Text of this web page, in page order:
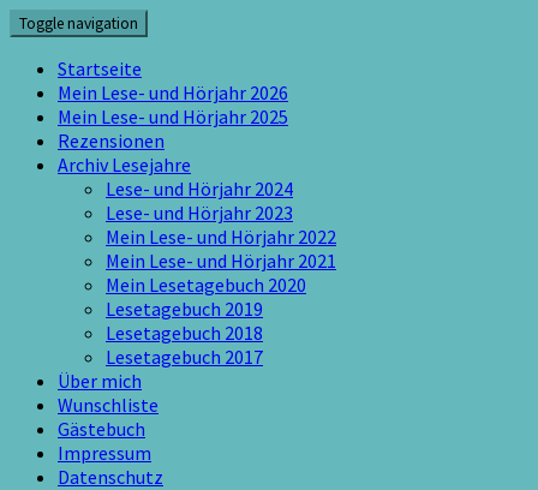
Skip
to
content
Toggle navigation
Startseite
Mein Lese- und Hörjahr 2026
Mein Lese- und Hörjahr 2025
Rezensionen
Archiv Lesejahre
Lese- und Hörjahr 2024
Lese- und Hörjahr 2023
Mein Lese- und Hörjahr 2022
Mein Lese- und Hörjahr 2021
Mein Lesetagebuch 2020
Lesetagebuch 2019
Lesetagebuch 2018
Lesetagebuch 2017
Über mich
Wunschliste
Gästebuch
Impressum
Datenschutz